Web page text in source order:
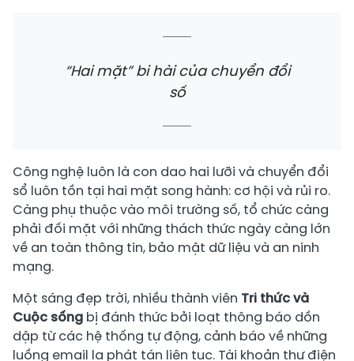
“Hai mặt” bi hài của chuyển đổi
số
Công nghệ luôn là con dao hai lưỡi và chuyển đổi
sổ luôn tồn tại hai mặt song hành: cơ hội và rủi ro.
Càng phụ thuộc vào môi trường số, tổ chức càng
phải đối mặt với những thách thức ngày càng lớn
về an toàn thông tin, bảo mật dữ liệu và an ninh
mạng.
Một sáng đẹp trời, nhiều thành viên Tri thức và
Cuộc sống bị đánh thức bởi loạt thông báo dồn
dập từ các hệ thống tự động, cảnh báo về những
luồng email lạ phát tán liên tục. Tài khoản thư điện